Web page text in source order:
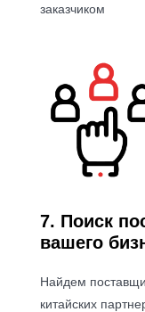
заказчиком
7. Поиск
вашего
Найдем
китайских